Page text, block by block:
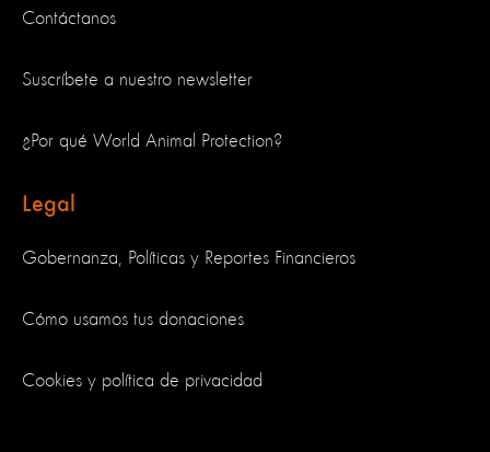
Contáctanos
Suscríbete a nuestro newsletter
¿Por qué World Animal Protection?
Legal
Gobernanza, Políticas y Reportes Financieros
Cómo usamos tus donaciones
Cookies y política de privacidad